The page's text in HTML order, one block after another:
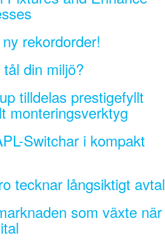
rekordorder!
din miljö?
tilldelas prestigefyllt
monteringsverktyg
Switchar i kompakt
tecknar långsiktigt avtal
som växte när